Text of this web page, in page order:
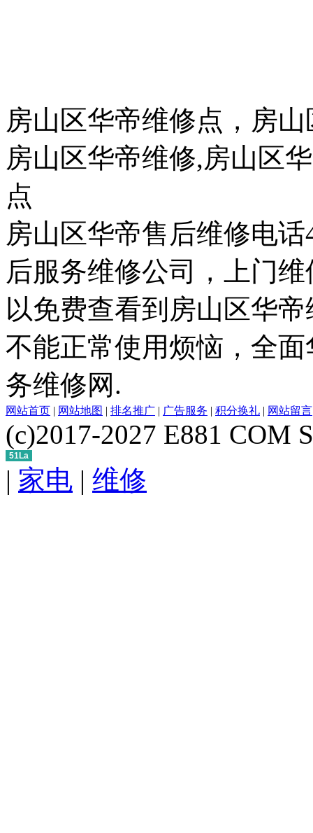
房山区华帝维修点，房
房山区华帝维修,房山区
点
房山区华帝售后维修电
后服务维修公司，上门
以免费查看到房山区华
不能正常使用烦恼，全
务维修网.
网站首页 | 网站地图 | 排名推广 | 广告服务 | 积分换礼 | 网站留言
(c)2017-2027 E881 COM
51La
| 家电 | 维修